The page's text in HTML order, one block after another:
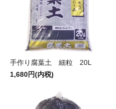
手作り腐葉土 細粒 20L
1,680円(内税)